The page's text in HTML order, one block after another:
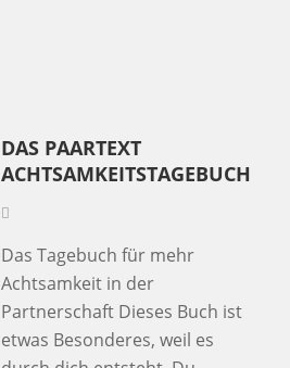
DAS PAARTEXT
ACHTSAMKEITSTAGEBUCH
Das Tagebuch für mehr
Achtsamkeit in der
Partnerschaft Dieses Buch ist
etwas Besonderes, weil es